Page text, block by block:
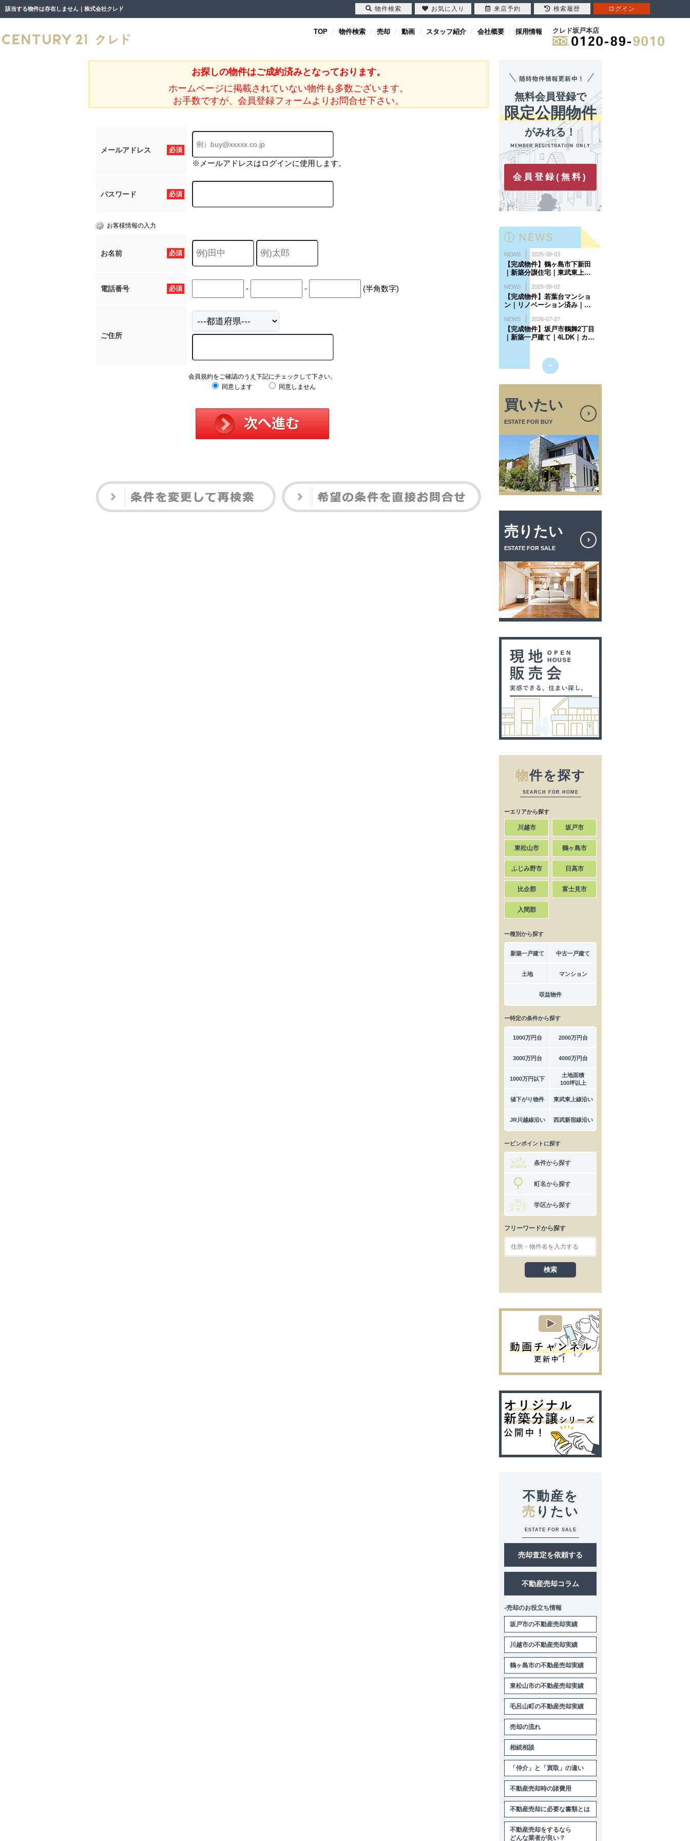
該当する物件は存在しません｜株式会社クレド
TOP 物件検索 売却 動画 スタッフ紹介 会社概要 採用情報 クレド坂戸本店
お探しの物件はご成約済みとなっております。
ホームページに掲載されていない物件も多数ございます。
お手数ですが、会員登録フォームよりお問合せ下さい。
必須
メールアドレス
※メールアドレスはログインに使用します。
必須
パスワード
お客様情報の入力
必須
お名前
必須
電話番号 - - (半角数字)
ご住所
会員規約をご確認のうえ下記にチェックして下さい。
同意します
同意しません
無料会員登録で
限定公開物件
がみれる！
会員登録(無料)
買いたい
ESTATE FOR BUY
売りたい
ESTATE FOR SALE
物件を探す
SEARCH FOR HOME
ーエリアから探す
川越市 坂戸市
東松山市 鶴ヶ島市
ふじみ野市 日高市
比企郡 富士見市
入間郡
ー種別から探す
新築一戸建て 中古一戸建て
土地 マンション
収益物件
ー特定の条件から探す
1000万円台 2000万円台
3000万円台 4000万円台
1000万円以下
土地面積
100坪以上
値下がり物件 東武東上線沿い
JR川越線沿い 西武新宿線沿い
ーピンポイントに探す
条件から探す
町名から探す
学区から探す
フリーワードから探す
不動産を
売 りたい
ESTATE FOR SALE
売却査定を依頼する
不動産売却コラム
-売却のお役立ち情報
坂戸市の不動産売却実績
川越市の不動産売却実績
鶴ヶ島市の不動産売却実績
東松山市の不動産売却実績
毛呂山町の不動産売却実績
売却の流れ
相続相談
「仲介」と「買取」の違い
不動産売却時の諸費用
不動産売却に必要な書類とは
不動産売却をするなら
どんな業者が良い？
物件検索 お気に入り 来店予約 検索履歴 ログイン